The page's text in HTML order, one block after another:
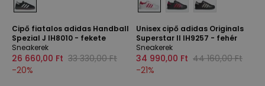
Cipő fiatalos adidas Handball
Spezial J IH8010 - fekete
Sneakerek
26 660,00 Ft 33 330,00 Ft
-20%
Unisex cipő adidas Originals
Superstar II IH9257 - fehér
Sneakerek
34 990,00 Ft 44 160,00 Ft
-21%